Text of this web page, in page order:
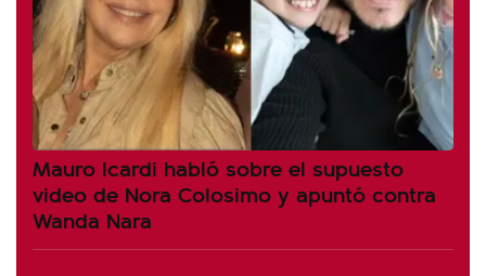
Mauro Icardi habló sobre el supuesto
video de Nora Colosimo y apuntó contra
Wanda Nara